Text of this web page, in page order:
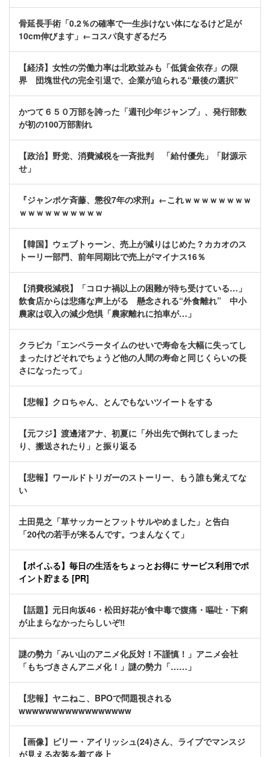
骨延長手術「0.2％の確率で一生歩けない体になるけど足が
10cm伸びます」←コスパ良すぎるだろ
【経済】女性の労働力率は北欧並みも「低賃金依存」の限
界 団塊世代の完全引退で、企業が迫られる“最後の選択”
かつて６５０万部を誇った「週刊少年ジャンプ」、発行部数
が初の100万部割れ
【政治】野党、消費減税を一斉批判 「給付優先」「財源示
せ」
『ジャンポケ斉藤、懲役7年の求刑』←これｗｗｗｗｗｗｗｗ
ｗｗｗｗｗｗｗｗｗｗ
【韓国】ウェブトゥーン、売上が減りはじめた？カカオのス
トーリー部門、前年同期比で売上がマイナス16％
【消費税減税】「コロナ禍以上の困難が待ち受けている…」
飲食店からは悲痛な声上がる 懸念される“外食離れ” 中小
農家は収入の減少危惧「農家離れに拍車が…」
クラピカ「エンペラータイムのせいで寿命を大幅に失ってし
まったけどそれでちょうど他の人間の寿命と同じくらいの長
さになったって」
【悲報】クロちゃん、とんでもないツイートをする
【元フジ】渡邊渚アナ、初夏に「外出先で倒れてしまった
り、搬送されたり」と振り返る
【悲報】ワールドトリガーのストーリー、もう誰も覚えてな
い
土田晃之「草サッカーとフットサルやめました」と告白
「20代の若手が来るんです。つまんなくて」
【ポイふる】毎日の生活をちょっとお得に サービス利用でポ
イント貯まる [PR]
【話題】元日向坂46・松田好花が食中毒で腹痛・嘔吐・下痢
が止まらなかったらしいぞ‼
謎の勢力「みい山のアニメ化反対！不謹慎！」アニメ会社
「もちづきさんアニメ化！」謎の勢力「……」
【悲報】ヤニねこ、BPOで問題視される
wwwwwwwwwwwwwwwww
【画像】ビリー・アイリッシュ(24)さん、ライブでマンスジ
が見える衣装を着て炎上